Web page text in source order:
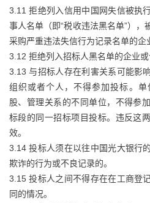
3.11 拒绝列入信用中国网失信被执
事人名单（即“税收违法黑名单”），
采购严重违法失信行为记录名单的企
3.12 拒绝列入招标人黑名单的企业或
3.13 与招标人存在利害关系可能影
组织或者个人，不得参加投标。
股、管理关系的不同单位，不得参
标段的同一招标项目投标。违反这
效。
3.14 投标人须在以往中国光大银行
欺诈的行为或不良记录的。
3.15 投标人之间不得存在在工商登
同的情况。